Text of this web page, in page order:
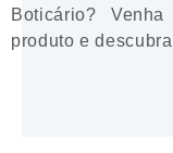
Boticário?
produto e